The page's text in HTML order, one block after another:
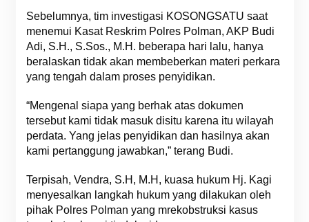
Sebelumnya, tim investigasi KOSONGSATU saat
menemui Kasat Reskrim Polres Polman, AKP Budi
Adi, S.H., S.Sos., M.H. beberapa hari lalu, hanya
beralaskan tidak akan membeberkan materi perkara
yang tengah dalam proses penyidikan.
“Mengenal siapa yang berhak atas dokumen
tersebut kami tidak masuk disitu karena itu wilayah
perdata. Yang jelas penyidikan dan hasilnya akan
kami pertanggung jawabkan,” terang Budi.
Terpisah, Vendra, S.H, M.H, kuasa hukum Hj. Kagi
menyesalkan langkah hukum yang dilakukan oleh
pihak Polres Polman yang mrekobstruksi kasus